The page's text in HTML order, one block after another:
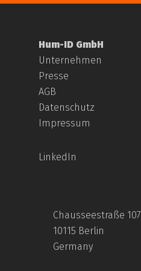
Hum-ID GmbH
Unternehmen
Presse
AGB
Datenschutz
Impressum
LinkedIn
Chausseestraße 107
10115 Berlin
Germany